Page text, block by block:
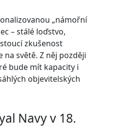
„námořní
– stálé loďstvo,
zkušenost
světě. Z něj později
bude mít kapacity i
objevitelských
Navy v 18.